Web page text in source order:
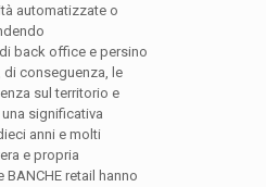
automatizzate o
back office e persino
di conseguenza, le
sul territorio e
significativa
anni e molti
e propria
retail hanno